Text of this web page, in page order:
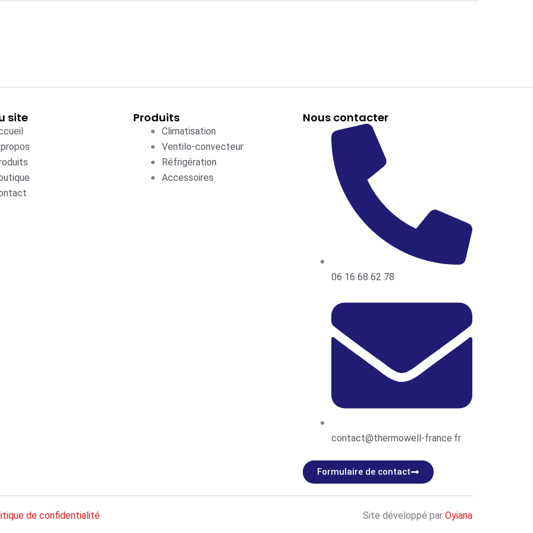
site Produits
Climatisation
Ventilo-convecteur
Réfrigération
Accessoires
Nous contacter
06 16 68 62 78
contact@thermowell-france.fr
Formulaire de contact
de confidentialité Site développé par Oyiana